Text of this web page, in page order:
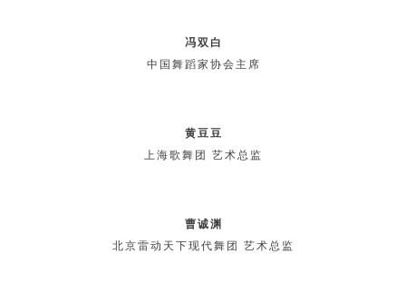
冯双白
中国舞蹈家协会主席
黄豆豆
上海歌舞团 艺术总监
曹诚渊
北京雷动天下现代舞团 艺术总监